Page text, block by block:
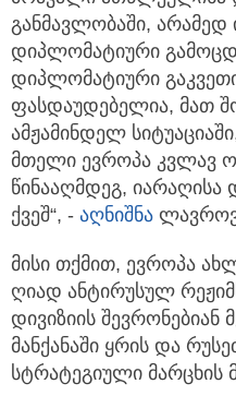
განმავლობაში, არამედ
დიპლომატიური
დიპლომატიური
ფასდაუდებელია, მათ
ამჟამინდელ
მთელი ევროპა კვლავ
წინააღმდეგ, იარაღისა
ქვეშ“, - აღნიშნა
მისი თქმით, ევროპა
ღიად ანტირუსულ
დივიზიის
მანქანაში ყრის და
სტრატეგიული მარცხის